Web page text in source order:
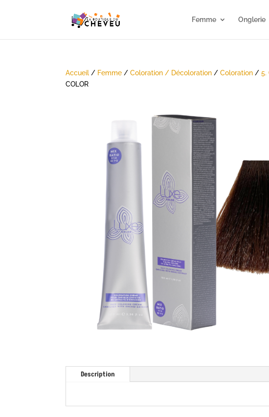
Femme Onglerie
Accueil / Femme /Coloration / Décoloration /Coloration /5.
COLOR
Description